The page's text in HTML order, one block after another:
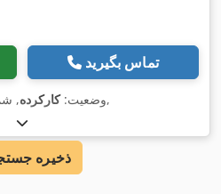
تماس بگیرید
وضعیت:کارکرده, ,
ذخیره